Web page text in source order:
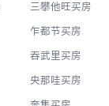
三攀他旺买房
乍都节买房
吞武里买房
央那哇买房